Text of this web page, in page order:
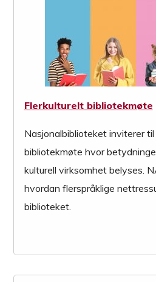
Flerkulturelt bibliotekmøte
Nasjonalbiblioteket inviterer
bibliotekmøte hvor
kulturell virksomhet belyses.
hvordan flerspråklige
biblioteket.